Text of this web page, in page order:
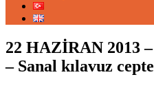
22 HAZİRAN 2013
– Sanal kılavuz cepte